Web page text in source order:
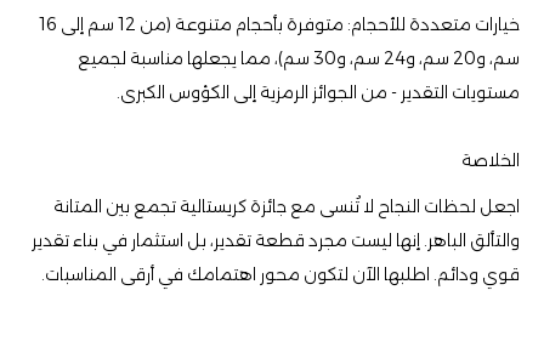
خيارات متعددة للأحجام: متوفرة بأحجام متنوعة (من 12 سم إلى 16
سم، و20 سم، و24 سم، و30 سم)، مما يجعلها مناسبة لجميع
مستويات التقدير - من الجوائز الرمزية إلى الكؤوس الكبرى.
الخلاصة
اجعل لحظات النجاح لا تُنسى مع جائزة كريستالية تجمع بين المتانة
والتألق الباهر. إنها ليست مجرد قطعة تقدير، بل استثمار في بناء تقدير
قوي ودائم. اطلبها الآن لتكون محور اهتمامك في أرقى المناسبات.